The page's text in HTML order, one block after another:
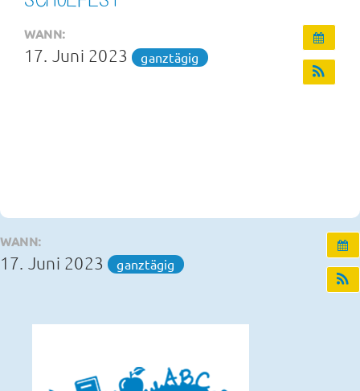
OGS und Betreuung
WANN:
17. Juni 2023 ganztägig
WANN:
17. Juni 2023 ganztägig